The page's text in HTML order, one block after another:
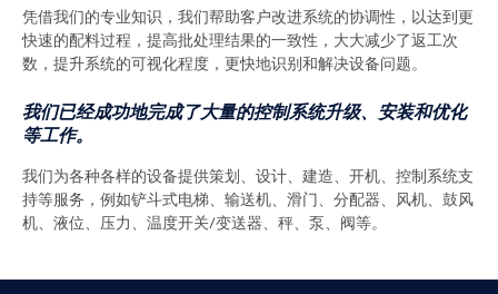
凭借我们的专业知识，我们帮助客户改进系统的协调性，以达到更
快速的配料过程，提高批处理结果的一致性，大大减少了返工次
数，提升系统的可视化程度，更快地识别和解决设备问题。
我们已经成功地完成了大量的控制系统升级、安装和优化
等工作。
我们为各种各样的设备提供策划、设计、建造、开机、控制系统支
持等服务，例如铲斗式电梯、输送机、滑门、分配器、风机、鼓风
机、液位、压力、温度开关/变送器、秤、泵、阀等。